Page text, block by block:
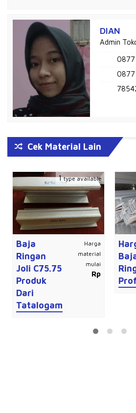
DIAN
Admin
Cek Material Lain
Baja
Ringan
Joli C75.75
Produk
Dari
Tatalogam
Harga
material
mulai
Rp
1type available